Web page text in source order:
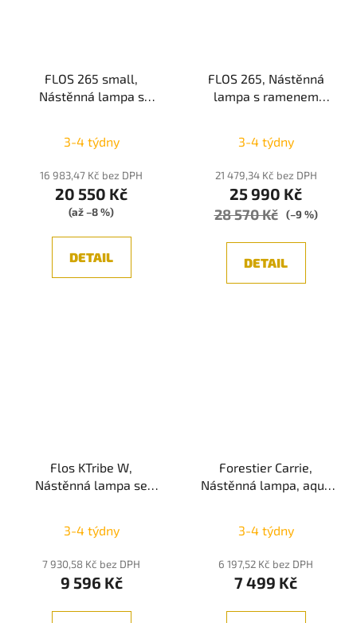
FLOS 265 small,
Nástěnná lampa s
3-4 týdny
16 983,47 Kč bez DPH
20 550 Kč
(až –8 %)
DETAIL
FLOS 265, Nástěnná
lampa s ramenem
3-4 týdny
21 479,34 Kč bez DPH
25 990 Kč
28 570 Kč (–9 %)
DETAIL
Flos KTribe W,
Nástěnná lampa se
3-4 týdny
7 930,58 Kč bez DPH
9 596 Kč
Forestier Carrie,
Nástěnná lampa, aqua
3-4 týdny
6 197,52 Kč bez DPH
7 499 Kč